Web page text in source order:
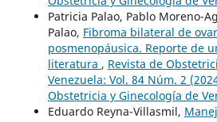
Patricia Palao, Pablo Moreno-
Palao, Fibroma bilateral de
posmenopáusica. Reporte de
literatura , Revista de
Venezuela: Vol. 84 Núm. 2
Obstetricia y Ginecología de
Eduardo Reyna-Villasmil,